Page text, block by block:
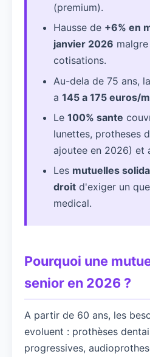
(premium).
Hausse de +6% en
janvier 2026
cotisations.
Au-dela de 75 ans,
a 145 a 175 euros/
Le 100% sante
lunettes, protheses
ajoutee en 2026) et
Les mutuelles
droit d'exiger un
medical.
Pourquoi une
senior en 2026 ?
A partir de 60 ans, les
evoluent : prothèses
progressives,